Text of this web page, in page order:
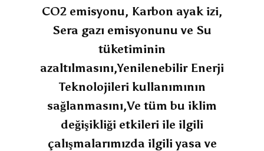
CO2 emisyonu, Karbon ayak izi,
Sera gazı emisyonunu ve Su
tüketiminin
azaltılmasını,Yenilenebilir Enerji
Teknolojileri kullanımının
sağlanmasını,Ve tüm bu iklim
değişikliği etkileri ile ilgili
çalışmalarımızda ilgili yasa ve